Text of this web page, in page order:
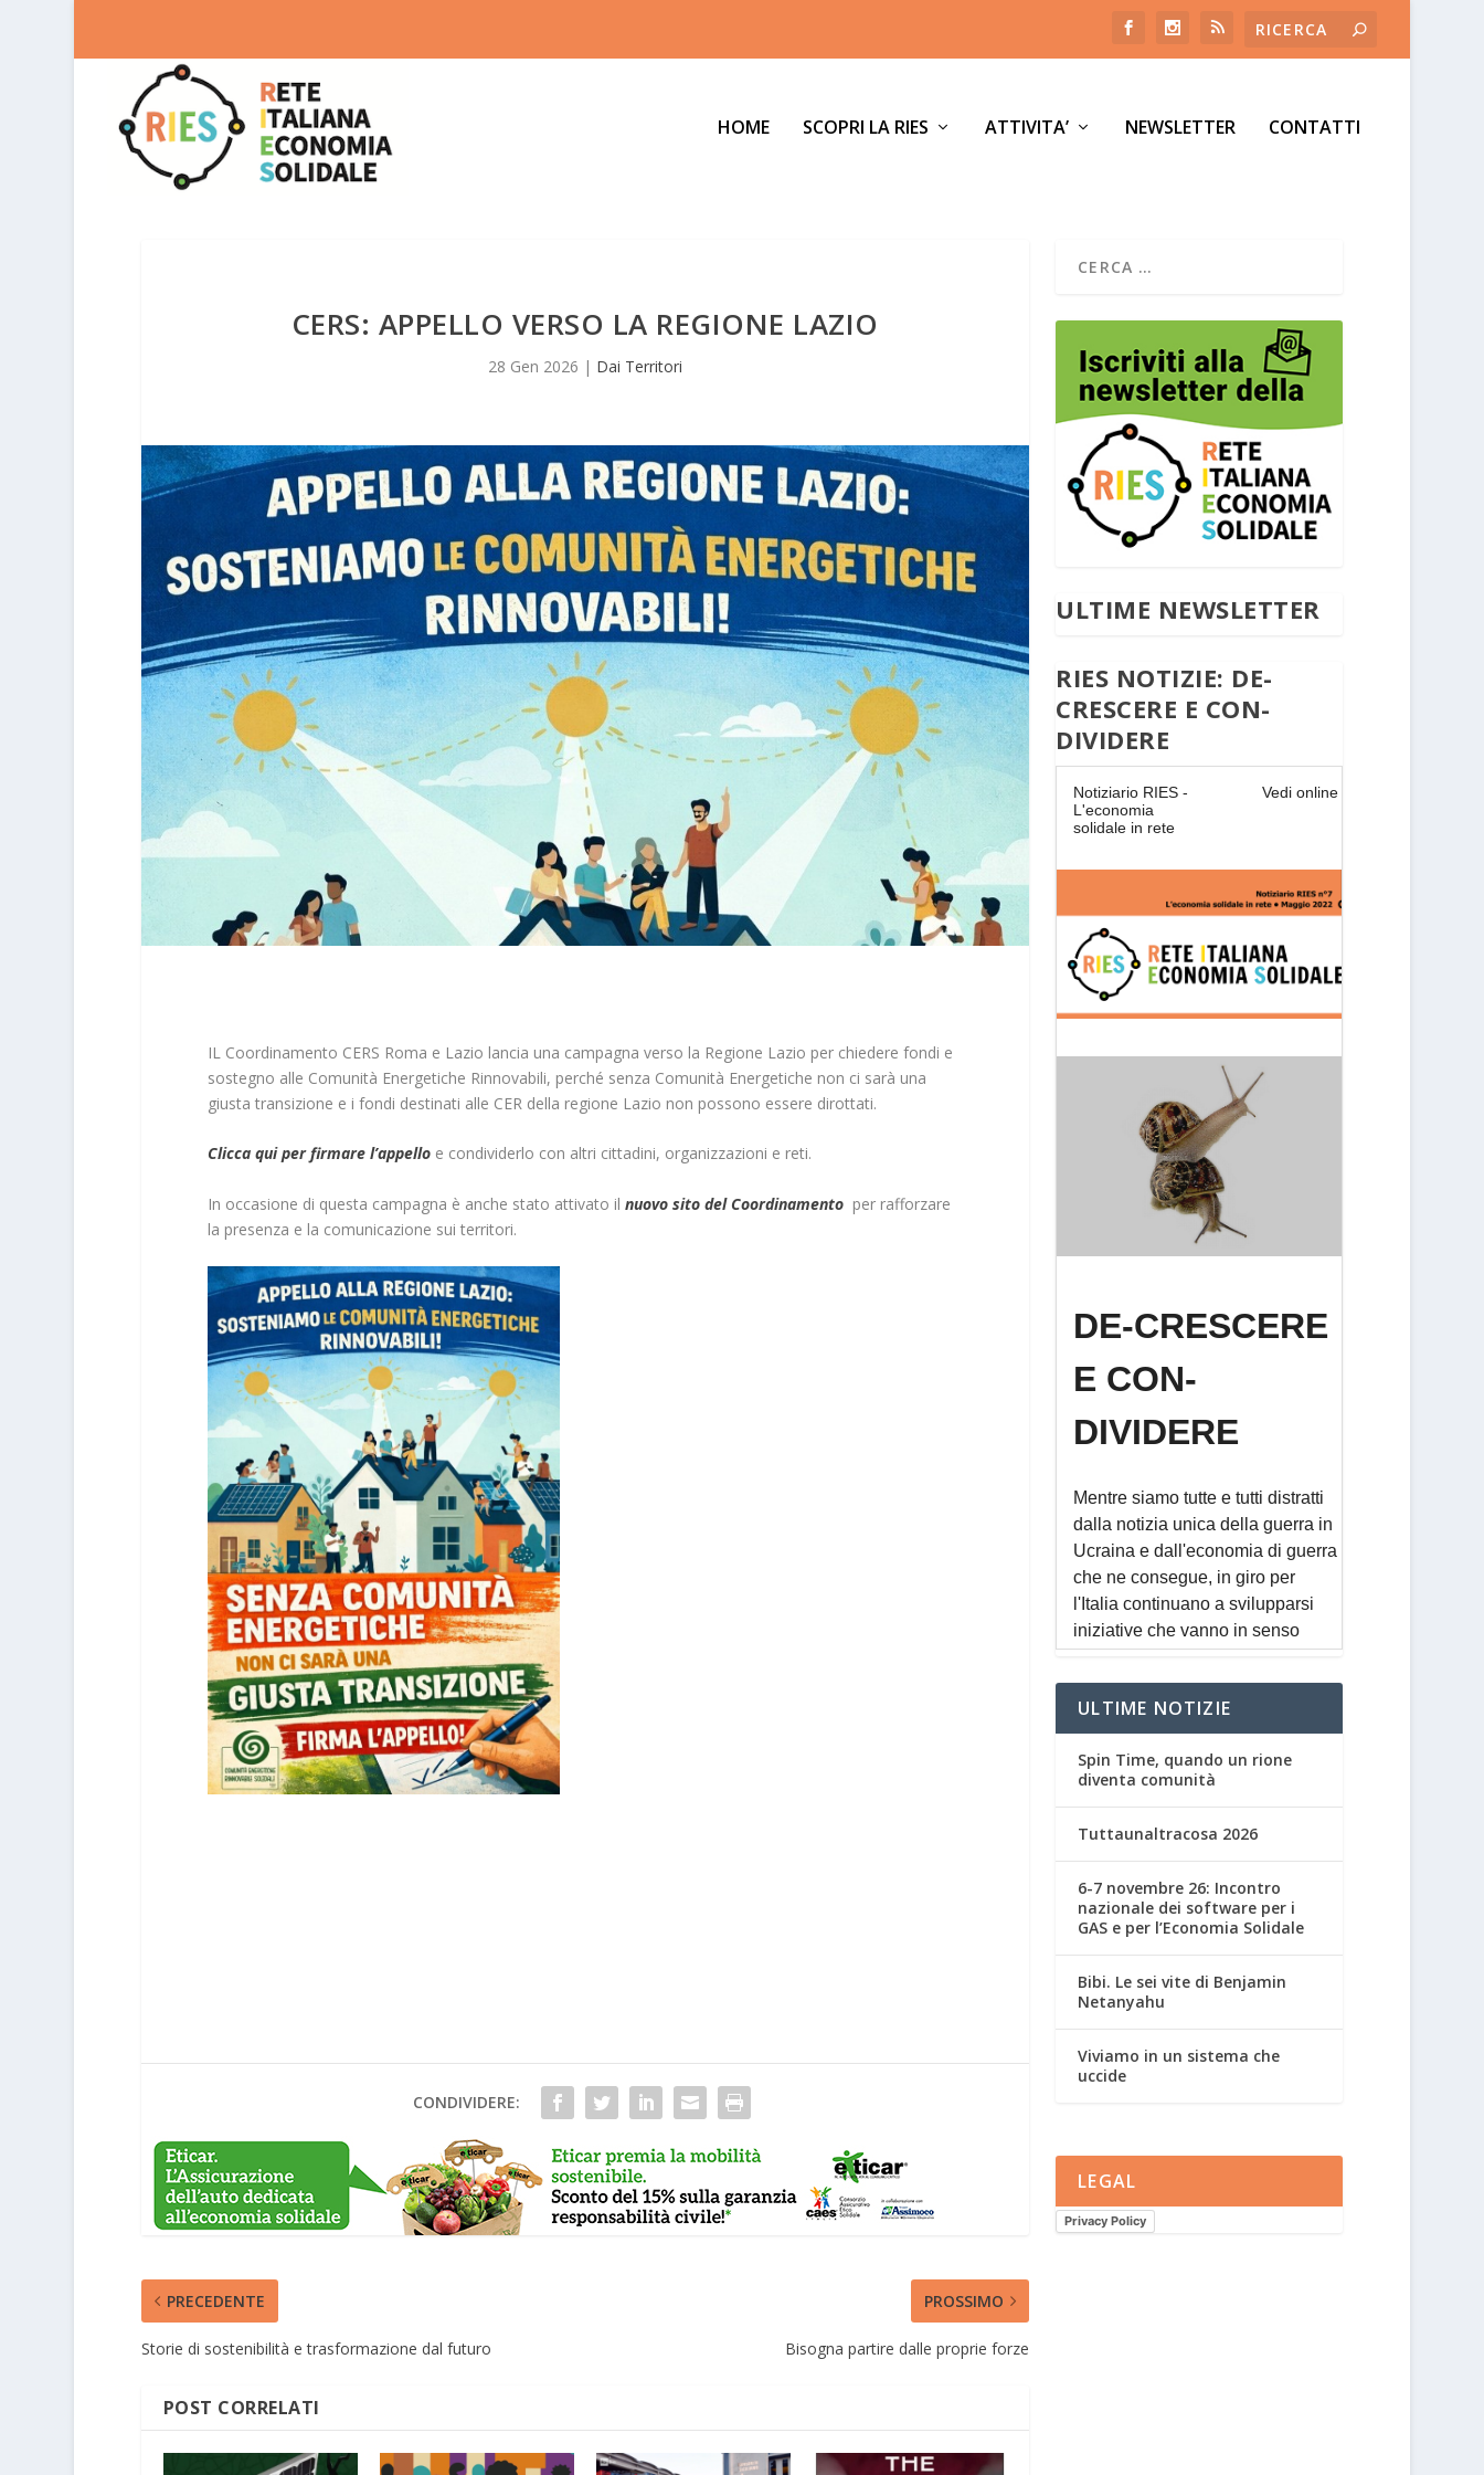
HOME SCOPRI LA RIES ATTIVITA’ NEWSLETTER CONTATTI
CERS: APPELLO VERSO LA REGIONE LAZIO
28 Gen 2026 | Dai Territori
IL Coordinamento CERS Roma e Lazio lancia una campagna verso la Regione Lazio per chiedere fondi e
sostegno alle Comunità Energetiche Rinnovabili, perché senza Comunità Energetiche non ci sarà una
giusta transizione e i fondi destinati alle CER della regione Lazio non possono essere dirottati.
Clicca qui per firmare l’appelloe condividerlo con altri cittadini, organizzazioni e reti.
In occasione di questa campagna è anche stato attivato il nuovo sito del Coordinamentoper rafforzare
la presenza e la comunicazione sui territori.
CONDIVIDERE:
PRECEDENTE
Storie di sostenibilità e trasformazione dal futuro
PROSSIMO
Bisogna partire dalle proprie forze
POST CORRELATI
ULTIME NEWSLETTER
RIES NOTIZIE: DE-
CRESCERE E CON-
DIVIDERE
ULTIME NOTIZIE
Spin Time, quando un rione
diventa comunità
Tuttaunaltracosa 2026
6-7 novembre 26: Incontro
nazionale dei software per i
GAS e per l’Economia Solidale
Bibi. Le sei vite di Benjamin
Netanyahu
Viviamo in un sistema che
uccide
LEGAL
Privacy Policy